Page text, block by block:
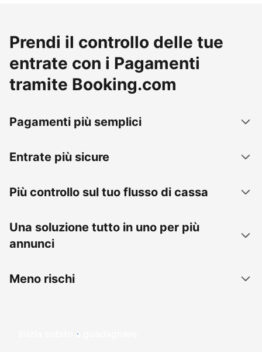
Prendi il controllo delle tue
entrate con i Pagamenti
tramite Booking.com
Pagamenti più semplici
Entrate più sicure
Più controllo sul tuo flusso di cassa
Una soluzione tutto in uno per più
annunci
Meno rischi
Inizia subito a guadagnare